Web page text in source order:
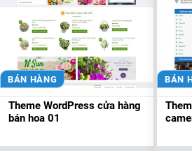
BÁN HÀNG
Theme WordPress cửa hàng
bán hoa 01
BÁN